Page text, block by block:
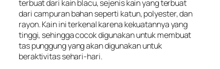
terbuat dari kain blacu, sejenis kain yang terbuat
dari campuran bahan seperti katun, polyester, dan
rayon. Kain ini terkenal karena kekuatannya yang
tinggi, sehingga cocok digunakan untuk membuat
tas punggung yang akan digunakan untuk
beraktivitas sehari-hari.